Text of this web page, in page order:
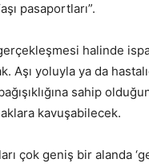
pasaportları”.
halinde
Aşı yoluyla ya da
sahip
kavuşabilecek.
çok geniş bir alanda